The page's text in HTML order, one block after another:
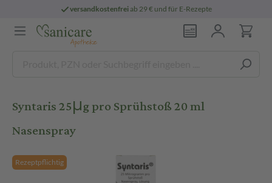
versandkostenfreiab 29 € und für E-Rezepte
Syntaris 25μg pro Sprühstoß 20 ml
Nasenspray
Rezeptpflichtig